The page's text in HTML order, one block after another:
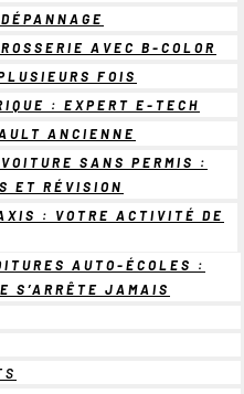
AVEC B-COLOR
FOIS
: EXPERT E-TECH
ANCIENNE
SANS PERMIS :
ET RÉVISION
: VOTRE ACTIVITÉ DE
AUTO-ÉCOLES :
S’ARRÊTE JAMAIS